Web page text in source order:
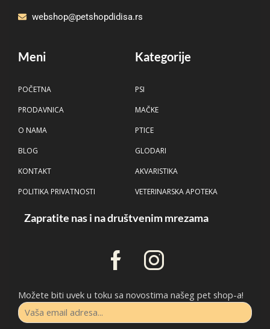
webshop@petshopdidisa.rs
Meni
POČETNA
PRODAVNICA
O NAMA
BLOG
KONTAKT
POLITIKA PRIVATNOSTI
Kategorije
PSI
MAČKE
PTICE
GLODARI
AKVARISTIKA
VETERINARSKA APOTEKA
Zapratite nas i na društvenim mrezama
Možete biti uvek u toku sa novostima našeg pet shop-a!